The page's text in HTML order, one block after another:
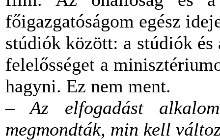
főigazgatóságom egész
stúdiók között: a stúdiók és
felelősséget a
hagyni. Ez nem ment.
– Az elfogadást
megmondták, min kell